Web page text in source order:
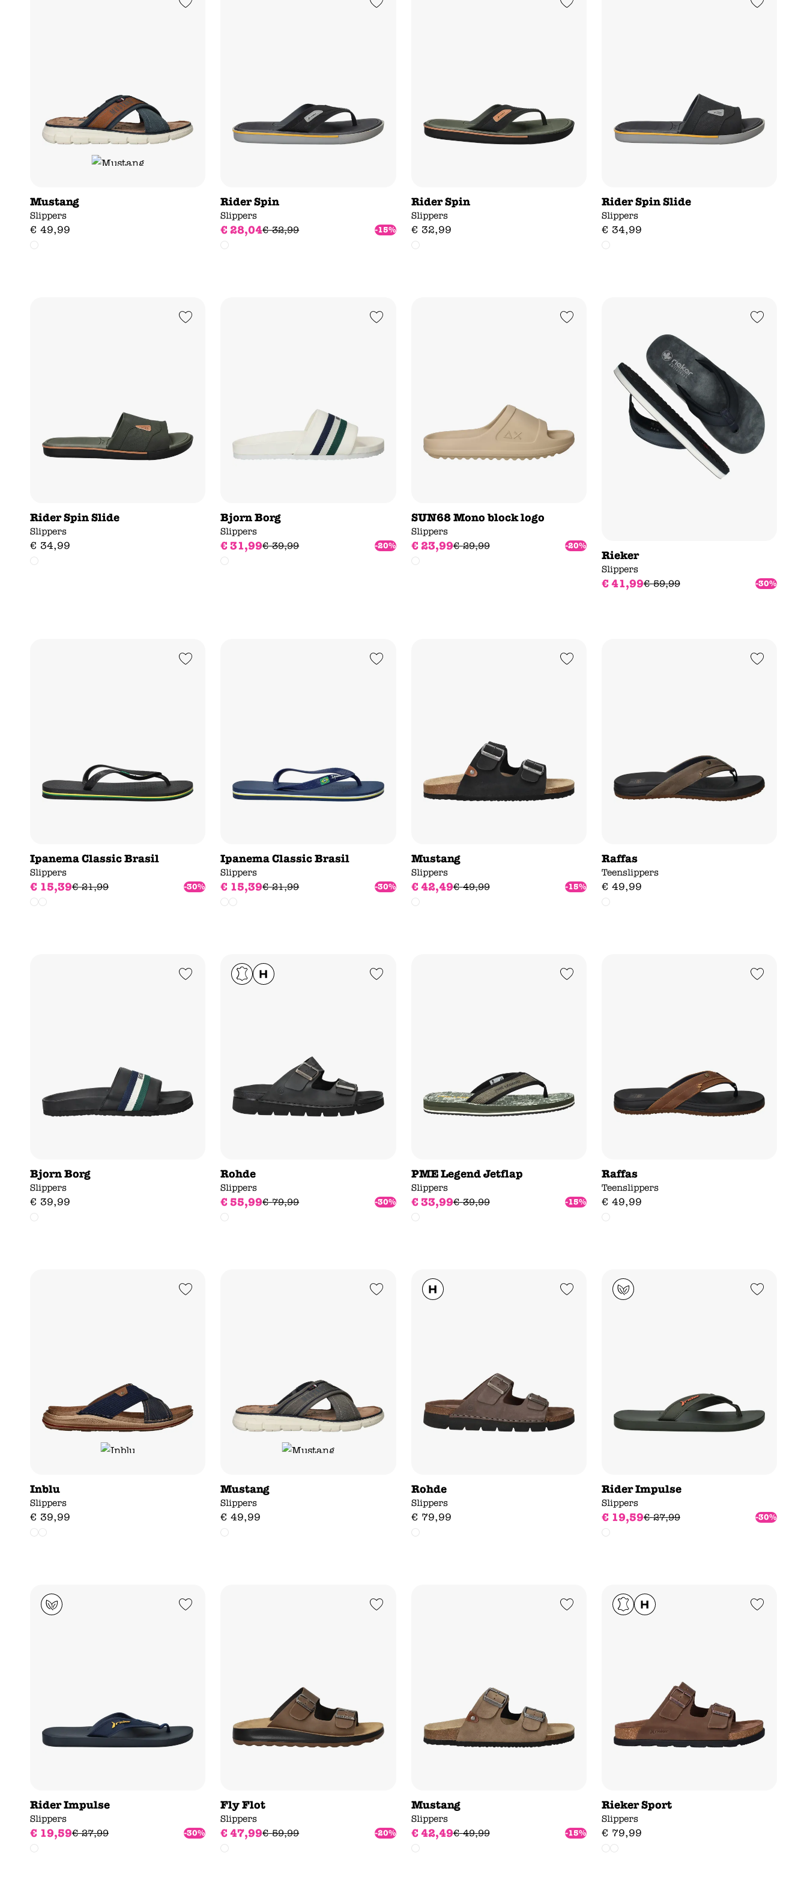
Mustang
Slippers
€ 49,99
Rider Spin
Slippers
€28,04€ 32,99 -15%
Rider Spin
Slippers
€ 32,99
Rider Spin Slide
Slippers
€ 34,99
Add to Wishlist
Rider Spin Slide
Slippers
€ 34,99
Add to Wishlist
Bjorn Borg
Slippers
€31,99€ 39,99 -20%
Add to Wishlist
SUN68 Mono block logo
Slippers
€ 23,99€ 29,99 -20%
Add to Wishlist
Rieker
Slippers
€41,99€ 59,99 -30%
Add to Wishlist
Ipanema Classic Brasil
Slippers
€ 15,39€ 21,99 -30%
Add to Wishlist
Ipanema Classic Brasil
Slippers
€ 15,39€ 21,99 -30%
Add to Wishlist
Mustang
Slippers
€ 42,49€ 49,99 -15%
Add to Wishlist
Raffas
Teenslippers
€ 49,99
Add to Wishlist
Bjorn Borg
Slippers
€ 39,99
Add to Wishlist
Rohde
Slippers
€55,99€ 79,99 -30%
Add to Wishlist
PME Legend Jetflap
Slippers
€ 33,99€ 39,99 -15%
Add to Wishlist
Raffas
Teenslippers
€ 49,99
Add to Wishlist
Inblu
Slippers
€ 39,99
Add to Wishlist
Mustang
Slippers
€ 49,99
Add to Wishlist
Rohde
Slippers
€ 79,99
Add to Wishlist
Rider Impulse
Slippers
€ 19,59€ 27,99 -30%
Add to Wishlist
Rider Impulse
Slippers
€ 19,59€ 27,99 -30%
Add to Wishlist
Fly Flot
Slippers
€47,99€ 59,99 -20%
Add to Wishlist
Mustang
Slippers
€ 42,49€ 49,99 -15%
Add to Wishlist
Rieker Sport
Slippers
€ 79,99